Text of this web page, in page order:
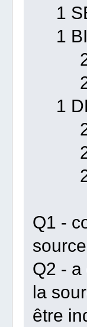
1
1
2
2
1
2
2
2
Q1 -
Q2 -
la
être